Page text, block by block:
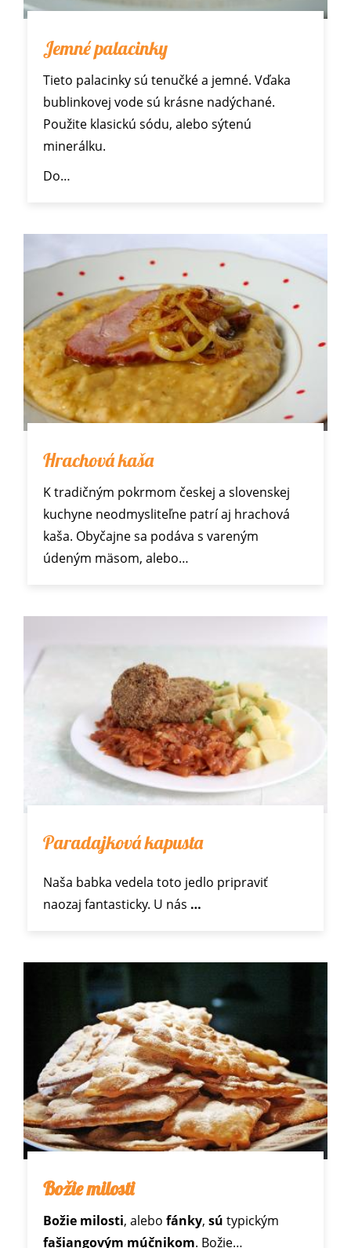
Jemné palacinky
Tieto palacinky sú tenučké a jemné. Vďaka
bublinkovej vode sú krásne nadýchané.
Použite klasickú sódu, alebo sýtenú
minerálku.
Do…
Hrachová kaša
K tradičným pokrmom českej a slovenskej
kuchyne neodmysliteľne patrí aj hrachová
kaša. Obyčajne sa podáva s vareným
údeným mäsom, alebo…
Paradajková kapusta
Naša babka vedela toto jedlo pripraviť
naozaj fantasticky. U nás …
Božie milosti
Božie milosti, alebo fánky, sú typickým
fašiangovým múčnikom. Božie…